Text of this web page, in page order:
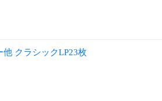
クラシックLP23枚